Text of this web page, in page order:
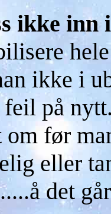
ikke inn
ikke i
på
om før
eller
det